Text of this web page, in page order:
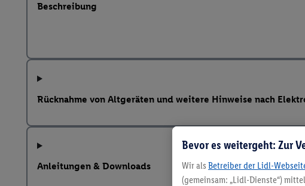
Beschreibung
Rücknahme von Altgeräten und weitere Hinweise nach
Anleitungen & Downloads
Bevor es weitergeht: Zur
Wir als Betreiber der Lidl-
(gemeinsam: „Lidl-Dienste“)